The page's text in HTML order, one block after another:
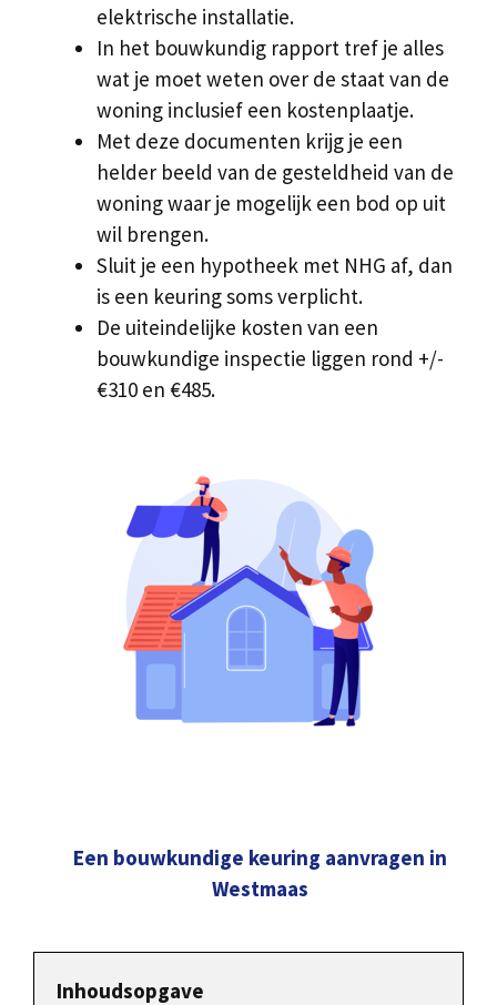
elektrische installatie.
In het bouwkundig rapport tref je alles
wat je moet weten over de staat van de
woning inclusief een kostenplaatje.
Met deze documenten krijg je een
helder beeld van de gesteldheid van de
woning waar je mogelijk een bod op uit
wil brengen.
Sluit je een hypotheek met NHG af, dan
is een keuring soms verplicht.
De uiteindelijke kosten van een
bouwkundige inspectie liggen rond +/-
€310 en €485.
Een bouwkundige keuring aanvragen in
Westmaas
Inhoudsopgave